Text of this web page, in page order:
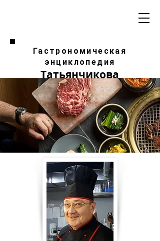
Гастрономическая
энциклопедия
Татьянчикова